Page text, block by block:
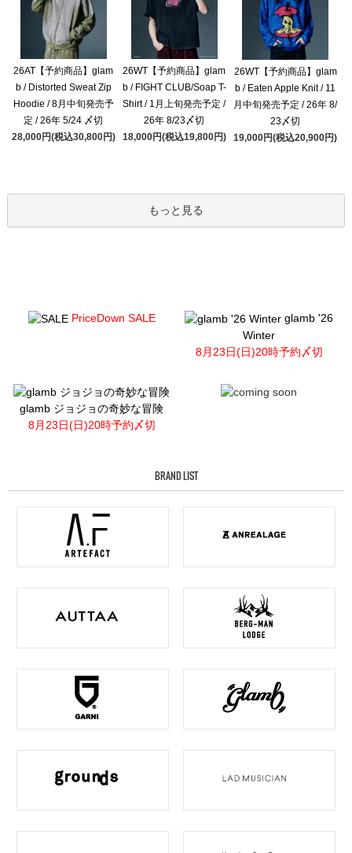
26AT【予約商品】glam
b / Distorted Sweat Zip
Hoodie / 8月中旬発売予
定 / 26年 5/24 〆切
28,000円(税込30,800円)
26WT【予約商品】glam
b / FIGHT CLUB/Soap T-
Shirt / 1月上旬発売予定 /
26年 8/23〆切
18,000円(税込19,800円)
26WT【予約商品】glam
b / Eaten Apple Knit / 11
月中旬発売予定 / 26年 8/
23〆切
19,000円(税込20,900円)
もっと見る
PriceDown SALE
glamb '26
Winter
8月23日(日)20時予約〆切
glamb ジョジョの奇妙な冒険
8月23日(日)20時予約〆切
BRAND LIST